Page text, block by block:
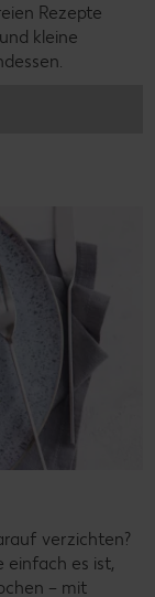
Rezepte
kleine
verzichten?
einfach es ist,
– mit